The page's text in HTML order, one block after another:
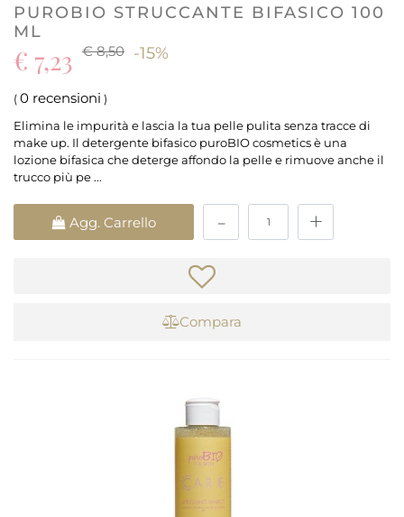
PUROBIO STRUCCANTE BIFASICO 100
ML
€ 8,50 -15%
€ 7,23
( 0 recensioni )
Elimina le impurità e lascia la tua pelle pulita senza tracce di
make up. Il detergente bifasico puroBIO cosmetics è una
lozione bifasica che deterge affondo la pelle e rimuove anche il
trucco più pe ...
Agg. Carrello
Compara